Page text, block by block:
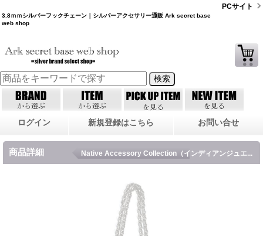
3.8ｍｍシルバーフックチェーン｜シルバーアクセサリー通販 Ark secret base
web shop
PCサイト
ログイン 新規登録はこちら お問い合せ
商品詳細 Native Accessory Collection（インディアンジュエ...